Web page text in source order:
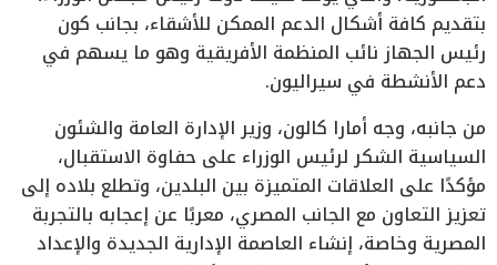
بتقديم كافة أشكال الدعم الممكن للأشقاء، بجانب كون
رئيس الجهاز نائب المنظمة الأفريقية وهو ما يسهم في
دعم الأنشطة في سيراليون.
من جانبه، وجه أمارا كالون، وزير الإدارة العامة والشئون
السياسية الشكر لرئيس الوزراء على حفاوة الاستقبال،
مؤكدًا على العلاقات المتميزة بين البلدين، وتطلع بلاده إلى
تعزيز التعاون مع الجانب المصري، معربًا عن إعجابه بالتجربة
المصرية وخاصة، إنشاء العاصمة الإدارية الجديدة والإعداد